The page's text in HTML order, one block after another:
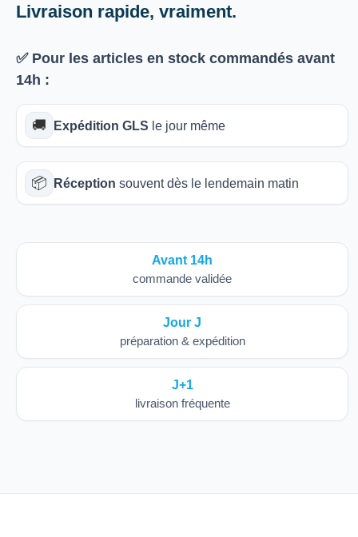
Livraison rapide, vraiment.
✅ Pour les articles en stock commandés avant
14h :
🚚 Expédition GLS le jour même
📦 Réception souvent dès le lendemain matin
Avant 14h
commande validée
Jour J
préparation & expédition
J+1
livraison fréquente